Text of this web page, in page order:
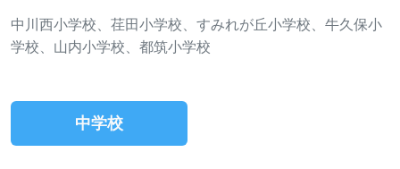
中川西小学校、荏田小学校、すみれが丘小学校、牛久保小
学校、山内小学校、都筑小学校
中学校